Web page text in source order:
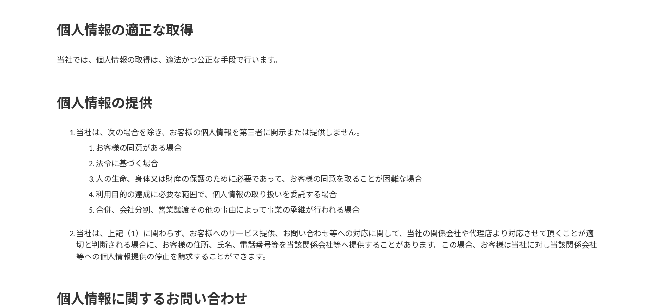
個人情報の適正な取得
当社では、個人情報の取得は、適法かつ公正な手段で行います。
個人情報の提供
当社は、次の場合を除き、お客様の個人情報を第三者に開示または提供しません。
お客様の同意がある場合
法令に基づく場合
人の生命、身体又は財産の保護のために必要であって、お客様の同意を取ることが困難な場合
利用目的の達成に必要な範囲で、個人情報の取り扱いを委託する場合
合併、会社分割、営業譲渡その他の事由によって事業の承継が行われる場合
当社は、上記（1）に関わらず、お客様へのサービス提供、お問い合わせ等への対応に関して、当社の関係会社や代理店より対応させて頂くことが適
切と判断される場合に、お客様の住所、氏名、電話番号等を当該関係会社等へ提供することがあります。この場合、お客様は当社に対し当該関係会社
等への個人情報提供の停止を請求することができます。
個人情報に関するお問い合わせ